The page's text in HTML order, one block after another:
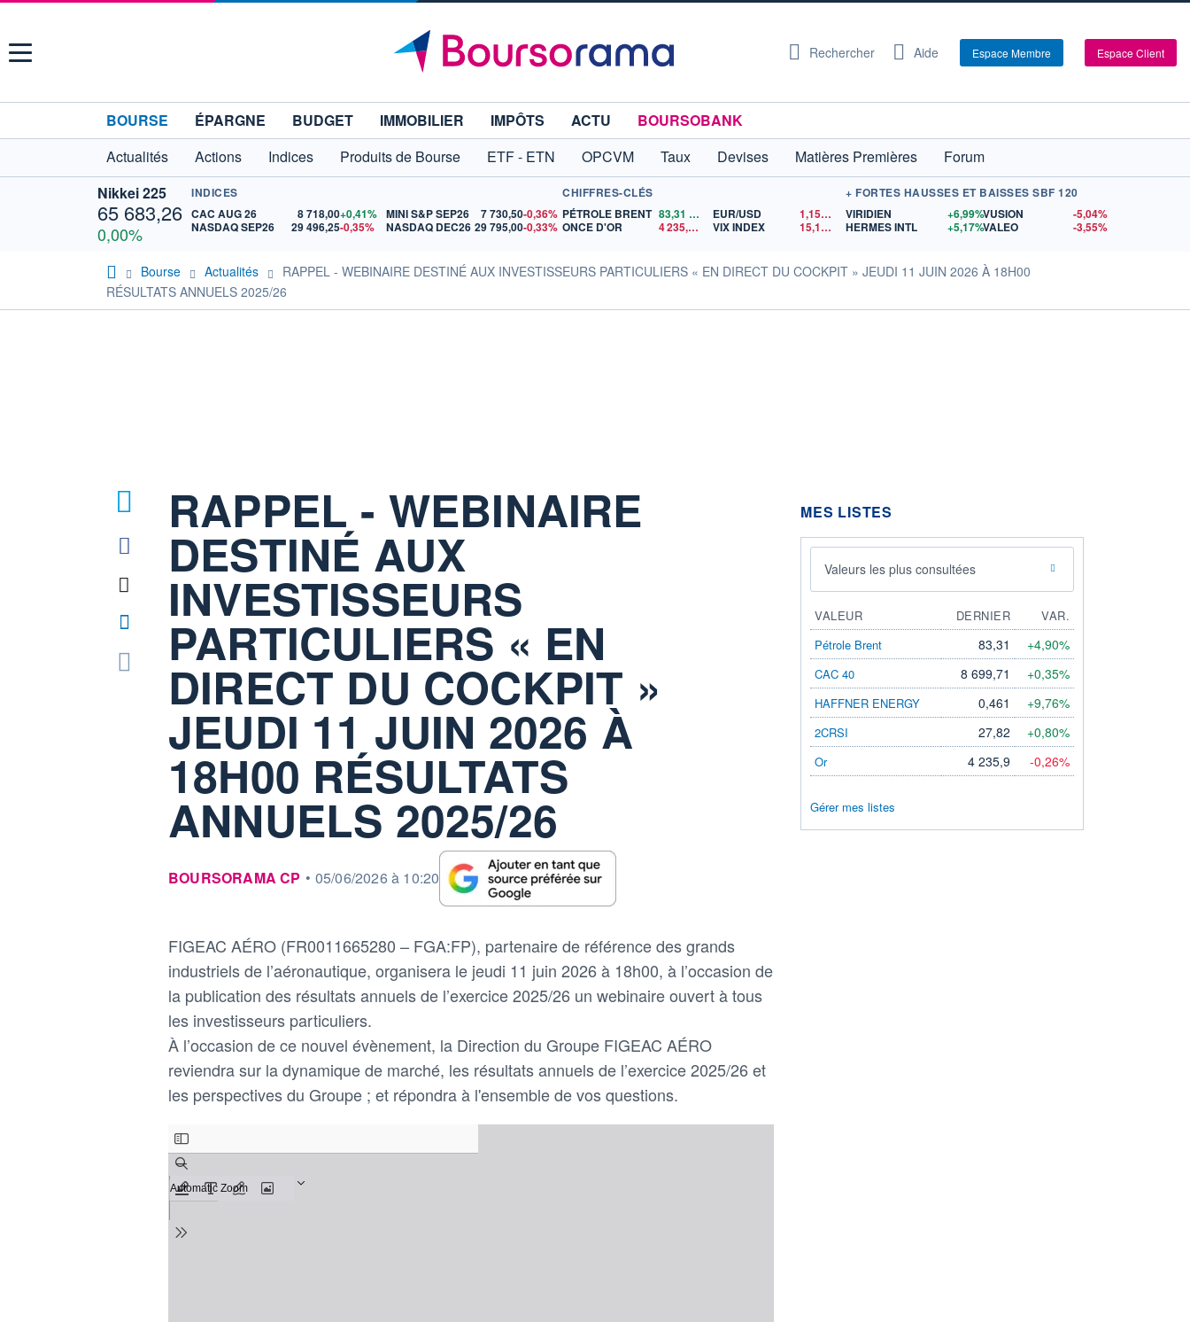
Menu Rechercher Aide Espace Membre Espace Client
BOURSE ÉPARGNE BUDGET IMMOBILIER IMPÔTS ACTU
BOURSOBANK
Actualités
Actions Indices Produits de Bourse ETF - ETN OPCVM Taux Devises Matières Premières
Forum
Nikkei 225
65 683,26
0,00%
INDICES
CAC AUG 26
8 718,00+0,41%
NASDAQ SEP26
29 496,25-0,35%
MINI S&P SEP26 7 730,50-0,36%
NASDAQ DEC26 29 795,00-0,33%
CHIFFRES-CLÉS
PÉTROLE BRENT 83,31
ONCE D'OR
4 235,90 $US
EUR/USD 1,1522
$US
VIX INDEX
15,15$US
+ FORTES HAUSSES ET BAISSES SBF 120
VIRIDIEN
+6,99%
HERMES INTL
+5,17%
VUSION
-5,04%
VALEO
-3,55%
Bourse Actualités
RAPPEL - WEBINAIRE DESTINÉ AUX INVESTISSEURS PARTICULIERS « EN DIRECT DU COCKPIT » JEUDI 11 JUIN 2026 À 18H00
RÉSULTATS ANNUELS 2025/26
RAPPEL - WEBINAIRE
DESTINÉ AUX
INVESTISSEURS
PARTICULIERS « EN
DIRECT DU COCKPIT »
JEUDI 11 JUIN 2026 À
18H00 RÉSULTATS
ANNUELS 2025/26
information fournie par
BOURSORAMA CP • 05/06/2026 à 10:20
FIGEAC AÉRO (FR0011665280 – FGA:FP), partenaire de référence des grands
industriels de l’aéronautique, organisera le jeudi 11 juin 2026 à 18h00, à l’occasion de
la publication des résultats annuels de l’exercice 2025/26 un webinaire ouvert à tous
les investisseurs particuliers.
À l’occasion de ce nouvel évènement, la Direction du Groupe FIGEAC AÉRO
reviendra sur la dynamique de marché, les résultats annuels de l’exercice 2025/26 et
les perspectives du Groupe ; et répondra à l'ensemble de vos questions.
MES LISTES
Valeurs les plus consultées
VALEUR DERNIER
VAR.
Pétrole Brent
83,31 +4,90%
CAC 40 8 699,71 +0,35%
HAFFNER ENERGY 0,461 +9,76%
2CRSI 27,82 +0,80%
Or 4 235,9 -0,26%
Gérer mes listes